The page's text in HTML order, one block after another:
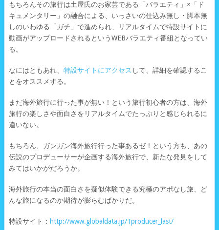
もちろんその旅行は土屋氏のお家芸である「バラエティ」×「ド
キュメンタリー」の融合による、いっさいの仕込み無し・脚本無
しのいわゆる「ガチ」で進められ、リアルタイムで特設サイトに
動画がアップロードされるというWEBバラエティ番組となってい
る。
なにはともあれ、 特設サイトにアクセス して、詳細を確認するこ
とをオススメする。
まだ海外旅行に行った事が無い！という旅行初心者の方は、海外
旅行の楽しさや面白さをリアルタイムでたっぷりと感じられるに
違いない。
もちろん、ガンガン海外旅行行った事あるゼ！という方も、あの
伝説のプロデューサーが企画する海外旅行で、新たな発見をして
みてはいかがだろうか。
海外旅行の本当の面白さを疑似体験できる究極のアポなし旅、ど
んな旅になるのか期待が膨らむばかりだ。
特設サイト： http://www.globaldata.jp/Tproducer_last/